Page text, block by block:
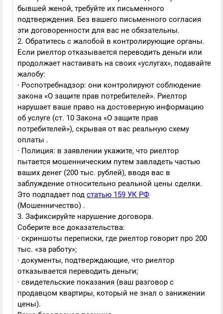
бывшей женой, требуйте их письменного
подтверждения. Без вашего письменного согласия
эти договоренности для вас не обязательны.
2. Обратитесь с жалобой в контролирующие органы.
Если риелтор отказывается переводить деньги или
продолжает настаивать на своих «услугах», подавайте
жалобу:
· Роспотребнадзор: они контролируют соблюдение
закона «О защите прав потребителей». Риелтор
нарушает ваше право на достоверную информацию
об услуге (ст. 10 Закона «О защите прав
потребителей»), скрывая от вас реальную схему
оплаты .
· Полиция: в заявлении укажите, что риелтор
пытается мошенническим путем завладеть частью
ваших денег (200 тыс. рублей), вводя вас в
заблуждение относительно реальной цены сделки.
Это подпадает под статью 159 УК РФ
(Мошенничество) .
3. Зафиксируйте нарушение договора.
Соберите все доказательства:
· скриншоты переписки, где риелтор говорит про 200
тыс. «за работу»;
· документы, подтверждающие, что риелтор
отказывается переводить деньги;
· свидетельские показания (ваш разговор с
продавцом квартиры, который не знал о занижении
цены).